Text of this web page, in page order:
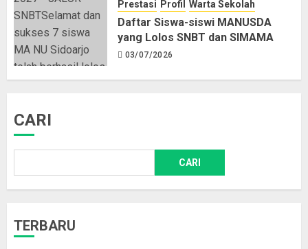
Prestasi Profil Warta Sekolah
Daftar Siswa-siswi MANUSDA
yang Lolos SNBT dan SIMAMA
03/07/2026
CARI
CARI
TERBARU